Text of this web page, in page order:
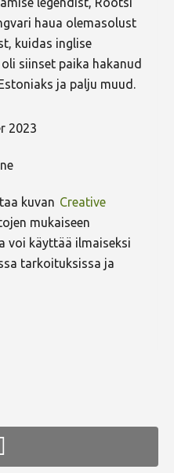
haua olemasolust
kuidas inglise
siinset paika hakanud
ja palju muud.
2023
kuvan Creative
mukaiseen
voi käyttää ilmaiseksi
tarkoituksissa ja